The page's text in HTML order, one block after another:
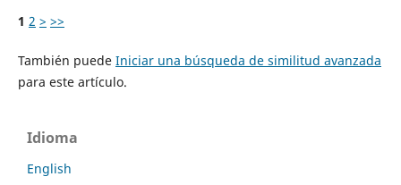
1 2 > >>
También puede Iniciar una búsqueda de similitud avanzada
para este artículo.
Idioma
English